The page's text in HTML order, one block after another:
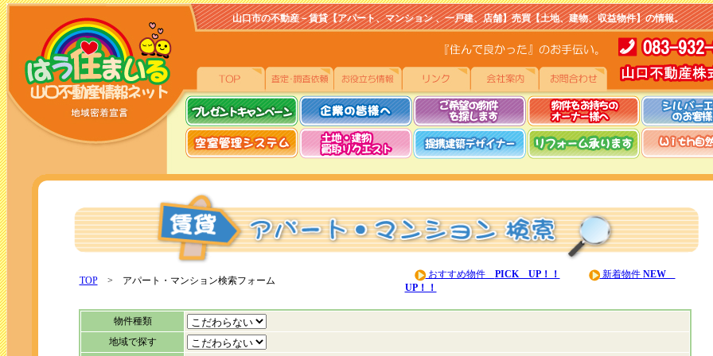
山口市の不動産－賃貸【アパート、マンション 、一戸建、店舗】売買【土地、建物、収益物件】の情報。
TOP> アパート・マンション検索フォーム
おすすめ物件 PICK UP！！ 新着物件 NEW
UP！！
物件種類
地域で探す